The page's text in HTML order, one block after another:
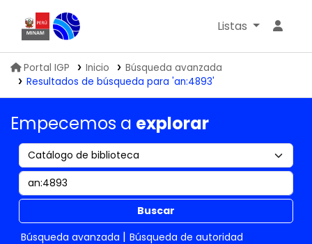
Biblioteca IGP
Listas
Portal IGP Inicio
Búsqueda avanzada
Resultados de búsqueda para 'an:4893'
Empecemos a explorar
Buscar
Búsqueda avanzada
Búsqueda de autoridad